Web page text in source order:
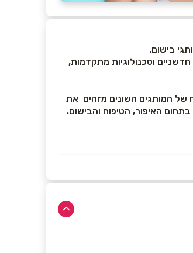
בישום.
וטכנולוגיות מתקדמות,
של המותגים השונים מזהים את
האיפור, הטיפוח והבישום.